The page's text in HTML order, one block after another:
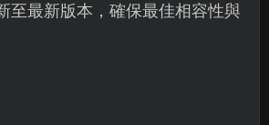
至最新版本，確保最佳相容性與